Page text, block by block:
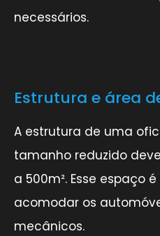
necessários.
Estrutura e área
A estrutura de uma
tamanho reduzido
a 500m². Esse espaço
acomodar os
mecânicos.